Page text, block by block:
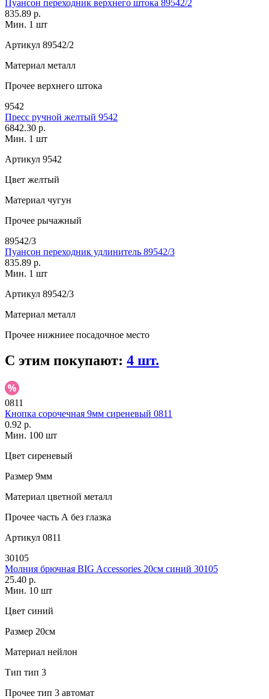
Пуансон переходник верхнего штока 89542/2
835.89 р.
Мин. 1 шт
Артикул 89542/2
Материал металл
Прочее верхнего штока
9542
Пресс ручной желтый 9542
6842.30 р.
Мин. 1 шт
Артикул 9542
Цвет желтый
Материал чугун
Прочее рычажный
89542/3
Пуансон переходник удлинитель 89542/3
835.89 р.
Мин. 1 шт
Артикул 89542/3
Материал металл
Прочее нижниее посадочное место
С этим покупают: 4 шт.
0811
Кнопка сорочечная 9мм сиреневый 0811
0.92 р.
Мин. 100 шт
Цвет сиреневый
Размер 9мм
Материал цветной металл
Прочее часть А без глазка
Артикул 0811
30105
Молния брючная BIG Accessories 20см синий 30105
25.40 р.
Мин. 10 шт
Цвет синий
Размер 20см
Материал нейлон
Тип тип 3
Прочее тип 3 автомат